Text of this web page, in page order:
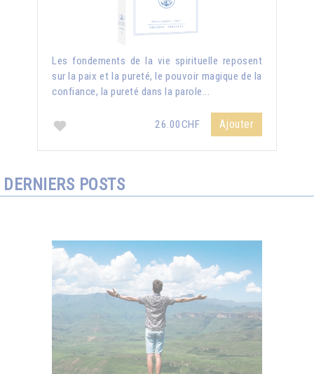
Les fondements de la vie spirituelle reposent
sur la paix et la pureté, le pouvoir magique de la
confiance, la pureté dans la parole...
26.00CHF Ajouter
DERNIERS POSTS